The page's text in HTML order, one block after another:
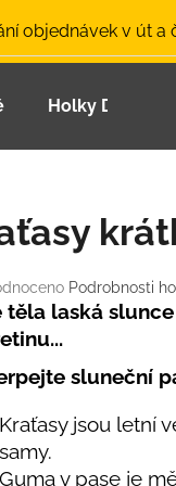
objednávek v út a
Holky
Podrobnosti
těla laská
sluneční
Kraťasy jsou letní
samy.
Guma v pase je
BAMBUSOVÉ